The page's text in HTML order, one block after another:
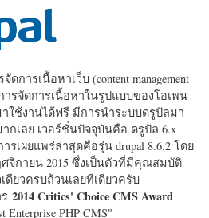
การเนื้อหาเว็บ (content management
ารจัดการเนื้อหาในรูปแบบของโอเพน
ใช้งานได้ฟรี มีการนำระบบดรูปัลมา
กเลย เวอร์ชั่นปัจจุบันคือ ดรูปัล 6.x
เผยแพร่ล่าสุดคือรุ่น drupal 8.6.2 โดย
จิกายน 2015 ซึ่งเป็นตัวที่มีคุณสมบัติ
ดียวครบถ้วนเลยทีเดียวครับ
2014 Critics' Choice CMS Award
Enterprise PHP CMS"